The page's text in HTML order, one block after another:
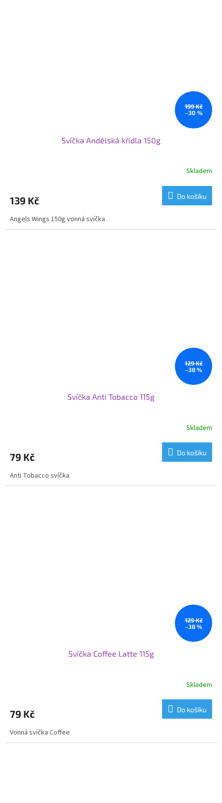
199 Kč
–30 %
Svíčka Andělská křídla 150g
Skladem
139 Kč Do košíku
Angels Wings 150g vonná svíčka
129 Kč
–38 %
Svíčka Anti Tobacco 115g
Skladem
79 Kč Do košíku
Anti Tobacco svíčka
129 Kč
–38 %
Svíčka Coffee Latte 115g
Skladem
79 Kč Do košíku
Vonná svíčka Coffee